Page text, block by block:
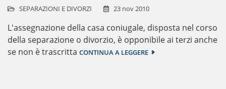
SEPARAZIONI E DIVORZI 23 nov 2010
L'assegnazione della casa coniugale, disposta nel corso
della separazione o divorzio, è opponibile ai terzi anche
se non è trascritta CONTINUA A LEGGERE